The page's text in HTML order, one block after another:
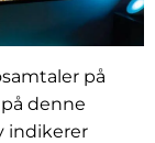
på
denne
indikerer